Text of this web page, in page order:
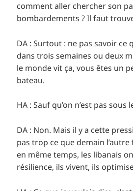
comment aller chercher son
bombardements ? Il faut
DA : Surtout : ne pas savoir ce
dans trois semaines ou deux
le monde vit ça, vous êtes un
bateau.
HA : Sauf qu’on n’est pas sous
DA : Non. Mais il y a cette
pas trop ce que demain l’autre
en même temps, les libanais
résilience, ils vivent, ils